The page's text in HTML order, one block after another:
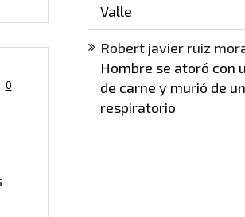
0
Valle
Robert javier ruiz
Hombre se atoró con
de carne y murió de
respiratorio